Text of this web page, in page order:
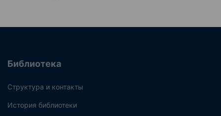
Библиотека
Структура и контакты
История библиотеки